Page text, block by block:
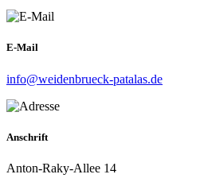
E-Mail
info@weidenbrueck-patalas.de
Anschrift
Anton-Raky-Allee 14